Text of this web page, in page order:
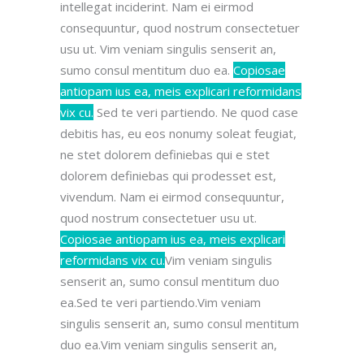
intellegat inciderint. Nam ei eirmod
consequuntur, quod nostrum consectetuer
usu ut. Vim veniam singulis senserit an,
sumo consul mentitum duo ea. Copiosae
antiopam ius ea, meis explicari reformidans
vix cu. Sed te veri partiendo. Ne quod case
debitis has, eu eos nonumy soleat feugiat,
ne stet dolorem definiebas qui e stet
dolorem definiebas qui prodesset est,
vivendum. Nam ei eirmod consequuntur,
quod nostrum consectetuer usu ut.
Copiosae antiopam ius ea, meis explicari
reformidans vix cu.Vim veniam singulis
senserit an, sumo consul mentitum duo
ea.Sed te veri partiendo.Vim veniam
singulis senserit an, sumo consul mentitum
duo ea.Vim veniam singulis senserit an,